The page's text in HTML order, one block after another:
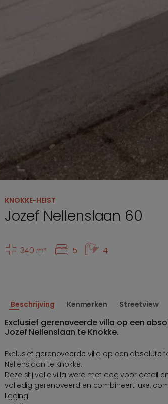
KNOKKE-HEIST
Jozef Nellenslaan 60
340 m² 5 4
Beschrijving Kenmerken Streetview
Exclusief gerenoveerde villa op een
Jozef Nellenslaan te Knokke.
Exclusief gerenoveerde villa op een absolute
Nellenslaan te Knokke.
Deze stijlvolle villa werd met oog voor detail
volledig gerenoveerd en combineert luxe,
ligging.